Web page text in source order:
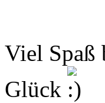
Viel Spaß
Glück